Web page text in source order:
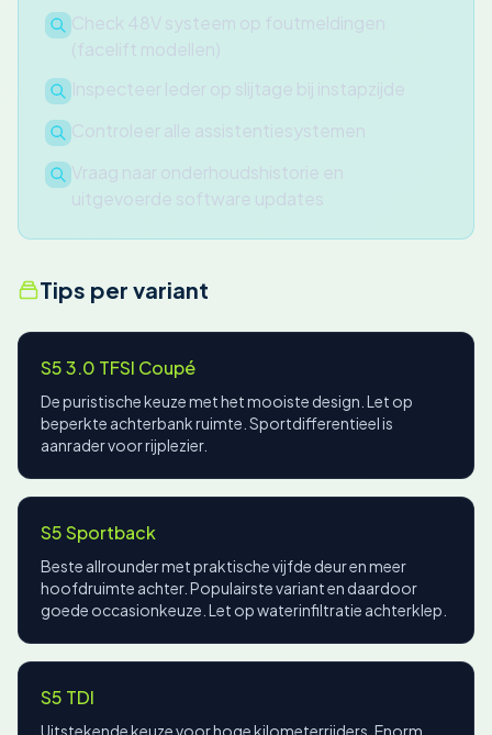
Check 48V systeem op foutmeldingen
(facelift modellen)
Inspecteer leder op slijtage bij instapzijde
Controleer alle assistentiesystemen
Vraag naar onderhoudshistorie en
uitgevoerde software updates
Tips per variant
S5 3.0 TFSI Coupé
De puristische keuze met het mooiste design. Let op
beperkte achterbank ruimte. Sportdifferentieel is
aanrader voor rijplezier.
S5 Sportback
Beste allrounder met praktische vijfde deur en meer
hoofdruimte achter. Populairste variant en daardoor
goede occasionkeuze. Let op waterinfiltratie achterklep.
S5 TDI
Uitstekende keuze voor hoge kilometerrijders. Enorm